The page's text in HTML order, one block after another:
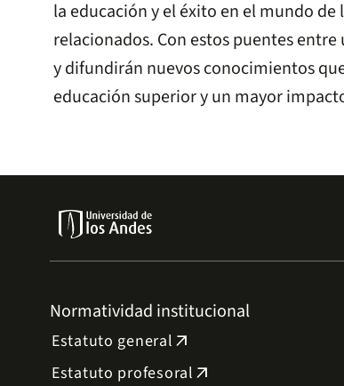
la educación y el éxito en el mundo
relacionados. Con estos puentes
y difundirán nuevos conocimientos
educación superior y un mayor
Normatividad institucional
Estatuto general arrow_outward
Estatuto profesoral arrow_outward